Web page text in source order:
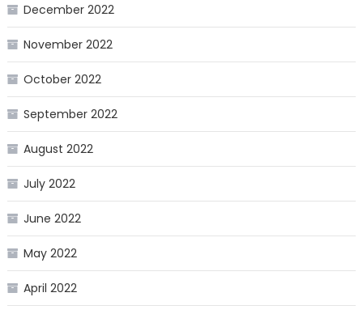
December 2022
November 2022
October 2022
September 2022
August 2022
July 2022
June 2022
May 2022
April 2022